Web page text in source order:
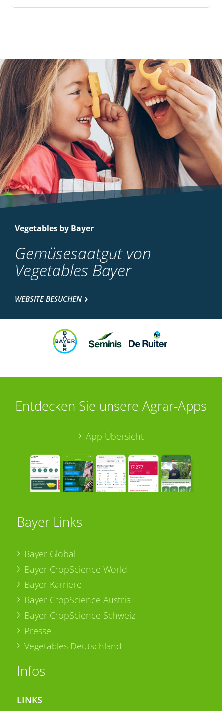
Vegetables by Bayer
Gemüsesaatgut von
Vegetables Bayer
WEBSITE BESUCHEN
Entdecken Sie unsere Agrar-Apps
App Übersicht
Bayer Links
Bayer Global
Bayer CropScience World
Bayer Karriere
Bayer CropScience Austria
Bayer CropScience Schweiz
Presse
Vegetables Deutschland
Infos
LINKS